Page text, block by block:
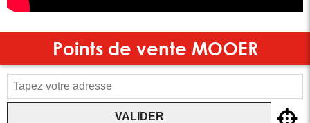
Points de vente MOOER
VALIDER